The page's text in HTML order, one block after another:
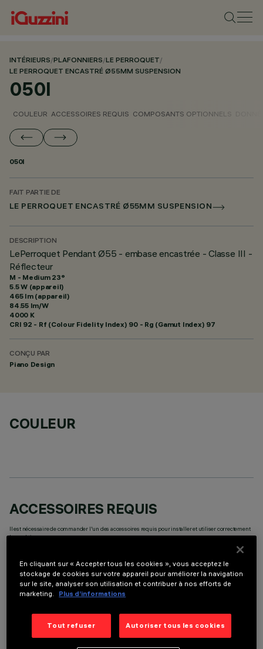
INTÉRIEURS/PLAFONNIERS/LE PERROQUET/
LE PERROQUET ENCASTRÉ Ø55MM SUSPENSION
050I
COULEUR ACCESSOIRES REQUIS COMPOSANTS OPTIONNELS
050I
FAIT PARTIE DE
LE PERROQUET ENCASTRÉ Ø55MM SUSPENSION
DESCRIPTION
LePerroquet Pendant Ø55 - embase encastrée - Classe III -
Réflecteur
M - Medium 23°
5.5 W (appareil)
465 lm (appareil)
84.55 lm/W
4000 K
CRI 92 - Rf (Colour Fidelity Index) 90 - Rg (Gamut Index) 97
CONÇU PAR
Piano Design
COULEUR
ACCESSOIRES REQUIS
Il est nécessaire de commander l'un des accessoires requis pour installer et utiliser correctement
le produit:
COMPOSANTS OPTIONNELS
En cliquant sur « Accepter tous les cookies », vous acceptez le
stockage de cookies sur votre appareil pour améliorer la navigation
sur le site, analyser son utilisation et contribuer à nos efforts de
marketing.
Plus d’informations
Tout refuser Autoriser tous les cookies